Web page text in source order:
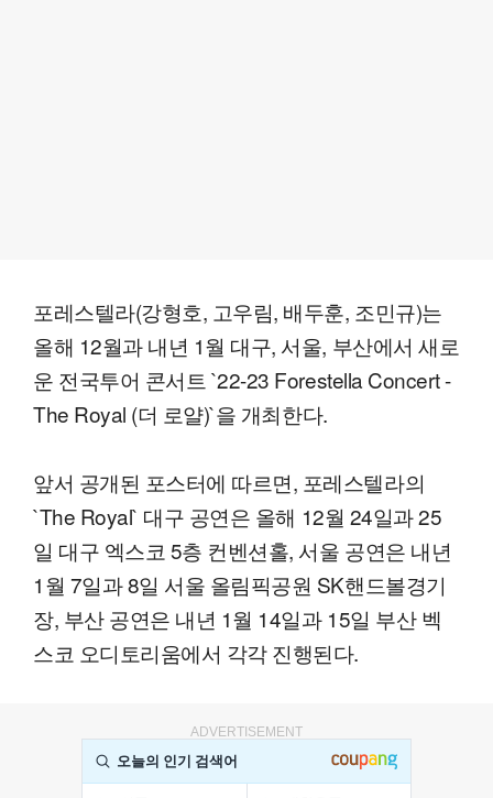
포레스텔라(강형호, 고우림, 배두훈, 조민규)는
올해 12월과 내년 1월 대구, 서울, 부산에서 새로
운 전국투어 콘서트 `22-23 Forestella Concert -
The Royal (더 로얄)`을 개최한다.
앞서 공개된 포스터에 따르면, 포레스텔라의
`The Royal` 대구 공연은 올해 12월 24일과 25
일 대구 엑스코 5층 컨벤션홀, 서울 공연은 내년
1월 7일과 8일 서울 올림픽공원 SK핸드볼경기
장, 부산 공연은 내년 1월 14일과 15일 부산 벡
스코 오디토리움에서 각각 진행된다.
ADVERTISEMENT